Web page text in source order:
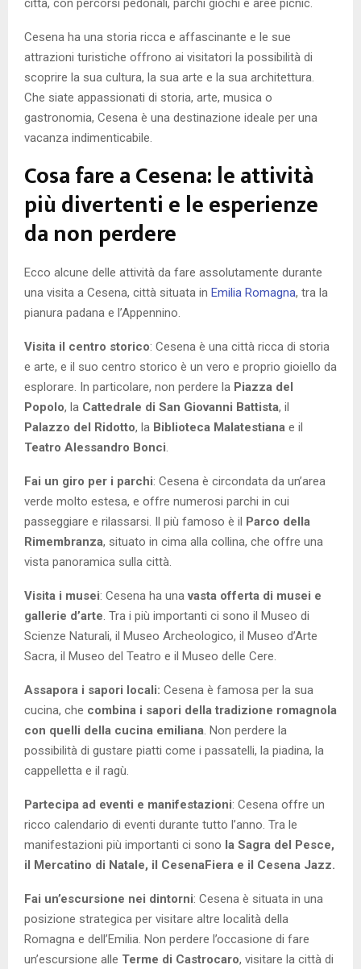
città, con percorsi pedonali, parchi giochi e aree picnic.
Cesena ha una storia ricca e affascinante e le sue
attrazioni turistiche offrono ai visitatori la possibilità di
scoprire la sua cultura, la sua arte e la sua architettura.
Che siate appassionati di storia, arte, musica o
gastronomia, Cesena è una destinazione ideale per una
vacanza indimenticabile.
Cosa fare a Cesena: le attività
più divertenti e le esperienze
da non perdere
Ecco alcune delle attività da fare assolutamente durante
una visita a Cesena, città situata in Emilia Romagna, tra la
pianura padana e l’Appennino.
Visita il centro storico: Cesena è una città ricca di storia
e arte, e il suo centro storico è un vero e proprio gioiello da
esplorare. In particolare, non perdere la Piazza del
Popolo, la Cattedrale di San Giovanni Battista, il
Palazzo del Ridotto, la Biblioteca Malatestiana e il
Teatro Alessandro Bonci.
Fai un giro per i parchi: Cesena è circondata da un’area
verde molto estesa, e offre numerosi parchi in cui
passeggiare e rilassarsi. Il più famoso è il Parco della
Rimembranza, situato in cima alla collina, che offre una
vista panoramica sulla città.
Visita i musei: Cesena ha unavasta offerta di musei e
gallerie d’arte. Tra i più importanti ci sono il Museo di
Scienze Naturali, il Museo Archeologico, il Museo d’Arte
Sacra, il Museo del Teatro e il Museo delle Cere.
Assapora i sapori locali: Cesena è famosa per la sua
cucina, che combina i sapori della tradizione romagnola
con quelli della cucina emiliana. Non perdere la
possibilità di gustare piatti come i passatelli, la piadina, la
cappelletta e il ragù.
Partecipa ad eventi e manifestazioni: Cesena offre un
ricco calendario di eventi durante tutto l’anno. Tra le
manifestazioni più importanti ci sono la Sagra del Pesce,
il Mercatino di Natale, il CesenaFiera e il Cesena Jazz.
Fai un’escursione nei dintorni: Cesena è situata in una
posizione strategica per visitare altre località della
Romagna e dell’Emilia. Non perdere l’occasione di fare
un’escursione alle Terme di Castrocaro, visitare la città di